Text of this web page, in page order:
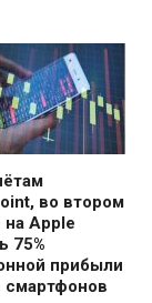
во втором
на Apple
75%
прибыли
смартфонов